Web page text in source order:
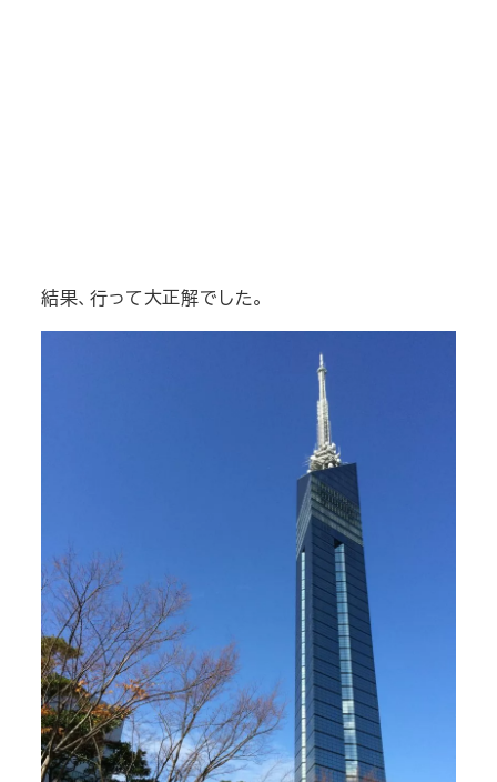
結果、行って大正解でした。